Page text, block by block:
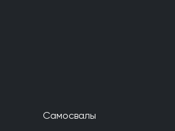
Самосвалы